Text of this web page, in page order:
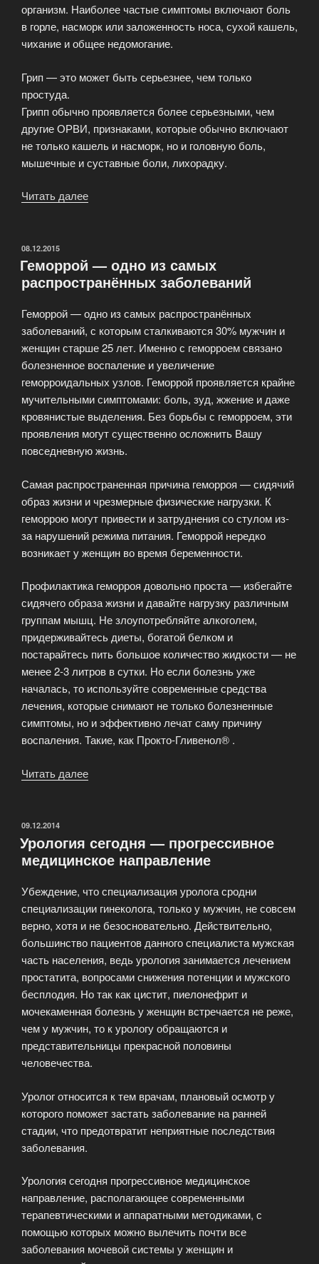
организм. Наиболее частые симптомы включают боль
в горле, насморк или заложенность носа, сухой кашель,
чихание и общее недомогание.
Грип — это может быть серьезнее, чем только
простуда.
Грипп обычно проявляется более серьезными, чем
другие ОРВИ, признаками, которые обычно включают
не только кашель и насморк, но и головную боль,
мышечные и суставные боли, лихорадку.
Читать далее
ведущие
причины
врачей»
ОПУБЛИКОВАНО
08.12.2015
Геморрой — одно из самых
распространённых заболеваний
Геморрой — одно из самых распространённых
заболеваний, с которым сталкиваются 30% мужчин и
женщин старше 25 лет. Именно с геморроем связано
болезненное воспаление и увеличение
геморроидальных узлов. Геморрой проявляется крайне
мучительными симптомами: боль, зуд, жжение и даже
кровянистые выделения. Без борьбы с геморроем, эти
проявления могут существенно осложнить Вашу
повседневную жизнь.
Самая распространенная причина геморроя — сидячий
образ жизни и чрезмерные физические нагрузки. К
геморрою могут привести и затруднения со стулом из-
за нарушений режима питания. Геморрой нередко
возникает у женщин во время беременности.
Профилактика геморроя довольно проста — избегайте
сидячего образа жизни и давайте нагрузку различным
группам мышц. Не злоупотребляйте алкоголем,
придерживайтесь диеты, богатой белком и
постарайтесь пить большое количество жидкости — не
менее 2-3 литров в сутки. Но если болезнь уже
началась, то используйте современные средства
лечения, которые снимают не только болезненные
симптомы, но и эффективно лечат саму причину
воспаления. Такие, как Прокто-Гливенол® .
Читать далее
самых
распространённых
ОПУБЛИКОВАНО
09.12.2014
Урология сегодня — прогрессивное
медицинское направление
Убеждение, что специализация уролога сродни
специализации гинеколога, только у мужчин, не совсем
верно, хотя и не безосновательно. Действительно,
большинство пациентов данного специалиста мужская
часть населения, ведь урология занимается лечением
простатита, вопросами снижения потенции и мужского
бесплодия. Но так как цистит, пиелонефрит и
мочекаменная болезнь у женщин встречается не реже,
чем у мужчин, то к урологу обращаются и
представительницы прекрасной половины
человечества.
Уролог относится к тем врачам, плановый осмотр у
которого поможет застать заболевание на ранней
стадии, что предотвратит неприятные последствия
заболевания.
Урология сегодня прогрессивное медицинское
направление, располагающее современными
терапевтическими и аппаратными методиками, с
помощью которых можно вылечить почти все
заболевания мочевой системы у женщин и